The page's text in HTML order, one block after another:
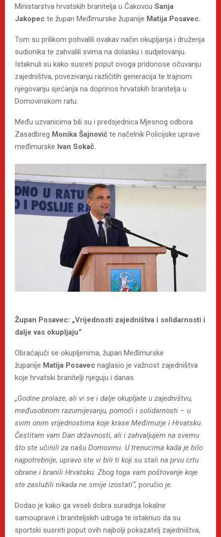
Ministarstva hrvatskih branitelja u Čakovcu Sanja
Jakopec te župan Međimurske županije Matija Posavec.
Tom su prilikom pohvalili ovakav način okupljanja i druženja
sudionika te zahvalili svima na dolasku i sudjelovanju.
Istaknuli su kako susreti poput ovoga pridonose očuvanju
zajedništva, povezivanju različitih generacija te trajnom
njegovanju sjećanja na doprinos hrvatskih branitelja u
Domovinskom ratu.
Među uzvanicima bili su i predsjednica Mjesnog odbora
Zasadbreg Monika Šajnović te načelnik Policijske uprave
međimurske Ivan Sokač.
Župan Posavec: „Vrijednosti zajedništva i solidarnosti i
dalje vas okupljaju“
Obraćajući se okupljenima, župan Međimurske
županije Matija Posavec naglasio je važnost zajedništva
koje hrvatski branitelji njeguju i danas.
„Godine prolaze, ali vi se i dalje okupljate u zajedništvu,
međusobnom razumijevanju, pomoći i solidarnosti – u
svim onim vrijednostima koje krase Međimurje i Hrvatsku.
Čestitam vam Dan državnosti, ali i zahvaljujem na svemu
što ste učinili za našu Domovinu. U trenucima kada je bilo
najpotrebnije, upravo ste vi bili ti koji su stali na prvu crtu
obrane i branili Hrvatsku. Zbog toga vam poštovanje koje
ste zaslužili nikada ne smije izostati“, poručio je.
Dodao je kako ga veseli dobra suradnja lokalne
samouprave i braniteljskih udruga te istaknuo da su
sportski susreti poput ovih najbolji pokazatelj zajedništva,